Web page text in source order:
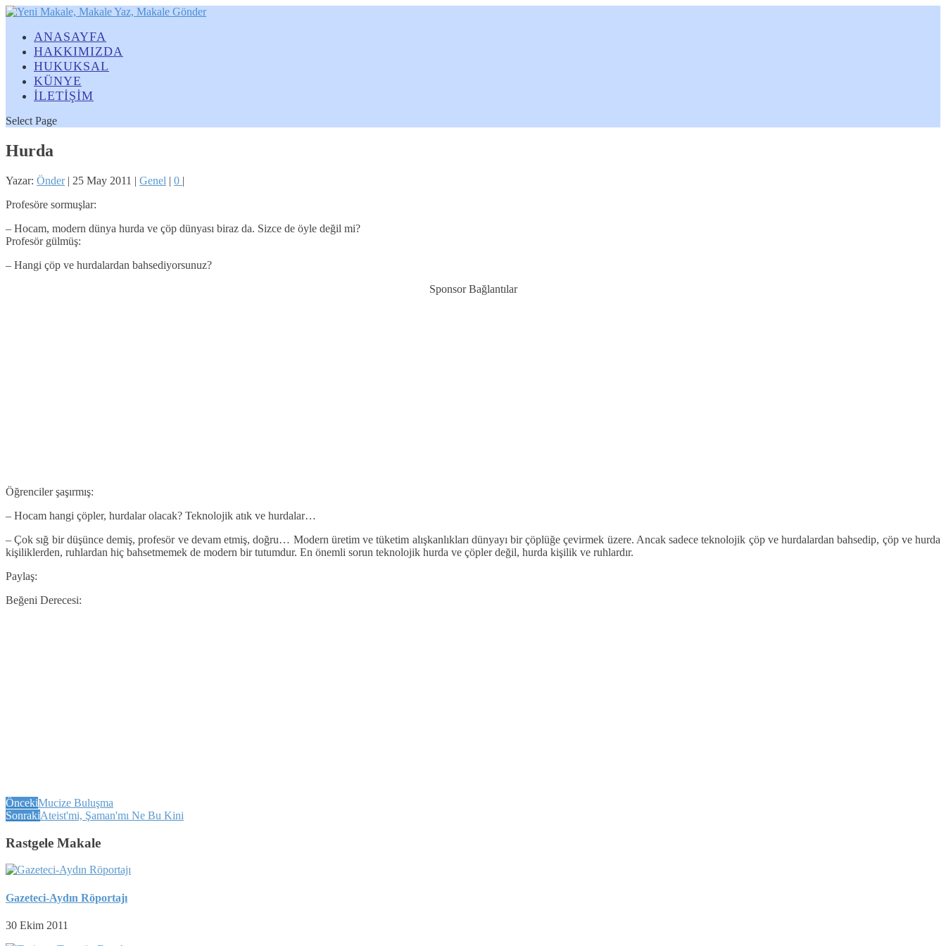
ANASAYFA
HAKKIMIZDA
HUKUKSAL
KÜNYE
İLETİŞİM
Select Page
Hurda
Yazar: Önder| 25 May 2011 | Genel | 0 |
Profesöre sormuşlar:
– Hocam, modern dünya hurda ve çöp dünyası biraz da. Sizce de öyle değil mi?
Profesör gülmüş:
– Hangi çöp ve hurdalardan bahsediyorsunuz?
Sponsor Bağlantılar
Öğrenciler şaşırmış:
– Hocam hangi çöpler, hurdalar olacak? Teknolojik atık ve hurdalar…
– Çok sığ bir düşünce demiş, profesör ve devam etmiş, doğru… Modern üretim ve tüketim alışkanlıkları dünyayı bir çöplüğe çevirmek üzere. Ancak sadece teknolojik çöp ve hurdalardan bahsedip, çöp ve hurda
kişiliklerden, ruhlardan hiç bahsetmemek de modern bir tutumdur. En önemli sorun teknolojik hurda ve çöpler değil, hurda kişilik ve ruhlardır.
Paylaş:
Beğeni Derecesi:
ÖncekiMucize Buluşma
SonrakiAteist'mi, Şaman'mı Ne Bu Kini
Rastgele Makale
Gazeteci-Aydın Röportajı
30 Ekim 2011